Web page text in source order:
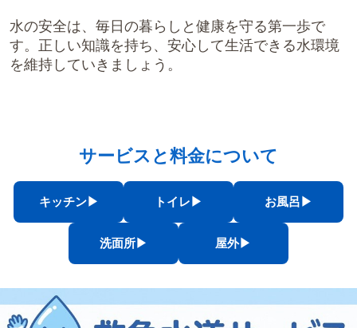
水の安全は、毎日の暮らしと健康を守る第一歩で
す。正しい知識を持ち、安心して生活できる水環境
を維持していきましょう。
サービスと料金について
キッチン▶︎ トイレ▶︎ お風呂▶︎
洗面所▶︎ 屋外▶︎